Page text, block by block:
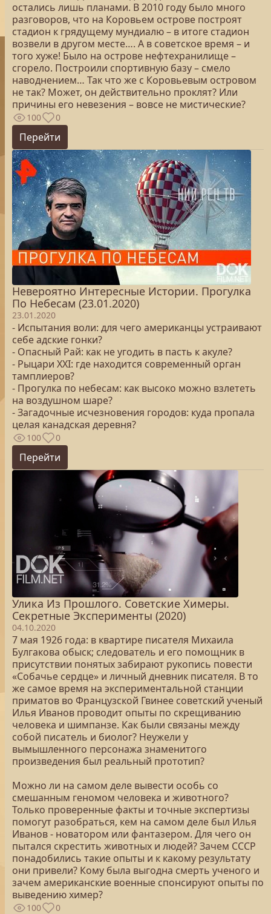
остались лишь планами. В 2010 году было много
разговоров, что на Коровьем острове построят
стадион к грядущему мундиалю – в итоге стадион
возвели в другом месте…. А в советское время – и
того хуже! Было на острове нефтехранилище –
сгорело. Построили спортивную базу – смело
наводнением… Так что же с Коровьевым островом
не так? Может, он действительно проклят? Или
причины его невезения – вовсе не мистические?
100 0
Перейти
Невероятно Интересные Истории. Прогулка
По Небесам (23.01.2020)
23.01.2020
- Испытания воли: для чего американцы устраивают
себе адские гонки?
- Опасный Рай: как не угодить в пасть к акуле?
- Рыцари XXI: где находится современный орган
тамплиеров?
- Прогулка по небесам: как высоко можно взлететь
на воздушном шаре?
- Загадочные исчезновения городов: куда пропала
целая канадская деревня?
100 0
Перейти
Улика Из Прошлого. Советские Химеры.
Секретные Эксперименты (2020)
04.10.2020
7 мая 1926 года: в квартире писателя Михаила
Булгакова обыск; следователь и его помощник в
присутствии понятых забирают рукопись повести
«Собачье сердце» и личный дневник писателя. В то
же самое время на экспериментальной станции
приматов во Французской Гвинее советский ученый
Илья Иванов проводит опыты по скрещиванию
человека и шимпанзе. Как были связаны между
собой писатель и биолог? Неужели у
вымышленного персонажа знаменитого
произведения был реальный прототип?
Можно ли на самом деле вывести особь со
смешанным геномом человека и животного?
Только проверенные факты и точные экспертизы
помогут разобраться, кем на самом деле был Илья
Иванов - новатором или фантазером. Для чего он
пытался скрестить животных и людей? Зачем СССР
понадобились такие опыты и к какому результату
они привели? Кому была выгодна смерть ученого и
зачем американские военные спонсируют опыты по
выведению химер?
100 0